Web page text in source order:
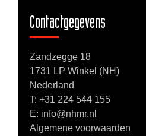
Contactgegevens
Zandzegge 18
1731 LP Winkel (NH)
Nederland
T: +31 224 544 155
E: info@nhmr.nl
Algemene voorwaarden